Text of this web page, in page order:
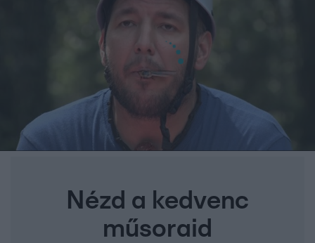
Nézd a kedvenc
műsoraid